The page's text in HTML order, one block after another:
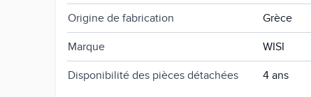
Origine de fabrication Grèce
Marque WISI
Disponibilité des pièces détachées 4 ans